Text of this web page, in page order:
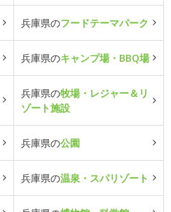
兵庫県のフードテーマパーク
兵庫県のキャンプ場・BBQ場
兵庫県の牧場・レジャー＆リ
ゾート施設
兵庫県の公園
兵庫県の温泉・スパリゾート